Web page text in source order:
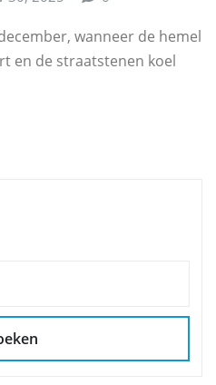
wanneer de hemel
en de straatstenen koel